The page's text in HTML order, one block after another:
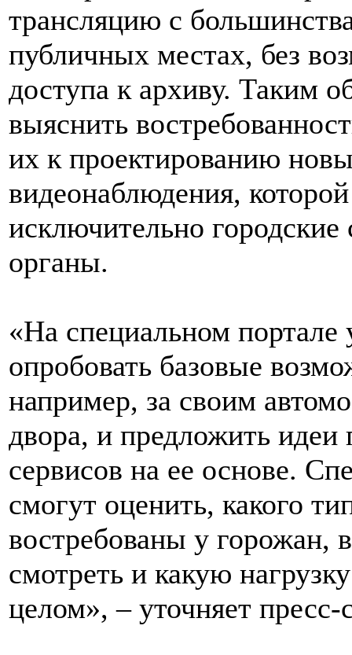
трансляцию с
публичных местах, без
доступа к архиву. Таким
выяснить
их к проектированию
видеонаблюдения,
исключительно
органы.
«На специальном портале
опробовать базовые
например, за своим
двора, и предложить
сервисов на ее основе.
смогут оценить, какого
востребованы у горожан,
смотреть и какую
целом», – уточняет пресс-